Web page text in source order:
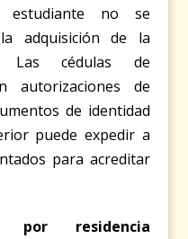
estudiante no se
adquisición de la
Las cédulas de
autorizaciones de
de identidad
puede expedir a
para acreditar
por residencia